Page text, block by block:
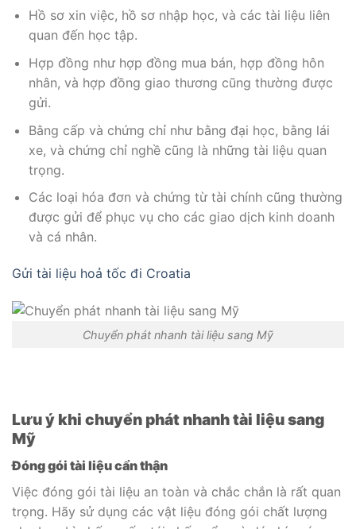
Hồ sơ xin việc, hồ sơ nhập học, và các tài liệu liên
quan đến học tập.
Hợp đồng như hợp đồng mua bán, hợp đồng hôn
nhân, và hợp đồng giao thương cũng thường được
gửi.
Bằng cấp và chứng chỉ như bằng đại học, bằng lái
xe, và chứng chỉ nghề cũng là những tài liệu quan
trọng.
Các loại hóa đơn và chứng từ tài chính cũng thường
được gửi để phục vụ cho các giao dịch kinh doanh
và cá nhân.
Gửi tài liệu hoả tốc đi Croatia
Chuyển phát nhanh tài liệu sang Mỹ
Lưu ý khi chuyển phát nhanh tài liệu sang
Mỹ
Đóng gói tài liệu cẩn thận
Việc đóng gói tài liệu an toàn và chắc chắn là rất quan
trọng. Hãy sử dụng các vật liệu đóng gói chất lượng